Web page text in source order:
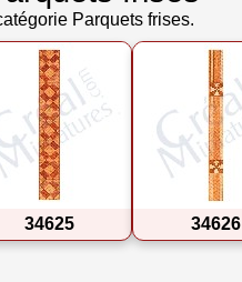
Parquets frises.
34625 34626